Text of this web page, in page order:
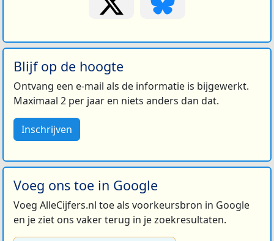
Blijf op de hoogte
Ontvang een e-mail als de informatie is bijgewerkt.
Maximaal 2 per jaar en niets anders dan dat.
Inschrijven
Voeg ons toe in Google
Voeg AlleCijfers.nl toe als voorkeursbron in Google
en je ziet ons vaker terug in je zoekresultaten.